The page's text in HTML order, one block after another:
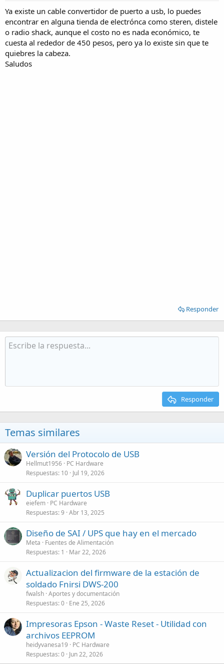
Ya existe un cable convertidor de puerto a usb, lo puedes
encontrar en alguna tienda de electrónca como steren, distele
o radio shack, aunque el costo no es nada económico, te
cuesta al rededor de 450 pesos, pero ya lo existe sin que te
quiebres la cabeza.
Saludos
Responder
Responder
Temas similares
Versión del Protocolo de USB
Hellmut1956 PC Hardware
Respuestas 10 Jul 19, 2026
Duplicar puertos USB
eiefem PC Hardware
Respuestas 9 Abr 13, 2025
Diseño de SAI / UPS que hay en el mercado
Meta
Fuentes de Alimentación
Respuestas 1 Mar 22, 2026
Actualizacion del firmware de la estación de
soldado Fnirsi DWS-200
fwalsh Aportes y documentación
Respuestas 0 Ene 25, 2026
Impresoras Epson - Waste Reset - Utilidad con
archivos EEPROM
heidyvanesa19
PC Hardware
Respuestas 0 Jun 22, 2026